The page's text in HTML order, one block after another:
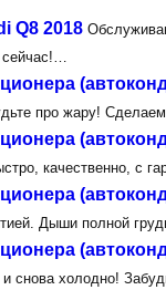
Q8 2018
про жару!
качественно, с
Дыши полной
снова холодно!